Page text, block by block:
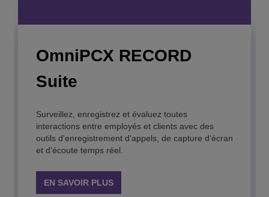
OmniPCX RECORD
Suite
Surveillez, enregistrez et évaluez toutes
interactions entre employés et clients avec des
outils d'enregistrement d'appels, de capture d'écran
et d'écoute temps réel.
EN SAVOIR PLUS
IP Desktop Softphone
Un softphone VoIP convivial qui offre toutes les
smartphone et votre ordinateur.
EN SAVOIR PLUS
OmniTouch Contact
Center Standard Edition
Une solution de centre de contact évolutive et fiable
avec distribution automatique des appels, conçue
pour jusqu'à 7 000 agents.
EN SAVOIR PLUS
EN SAVOIR PLUS